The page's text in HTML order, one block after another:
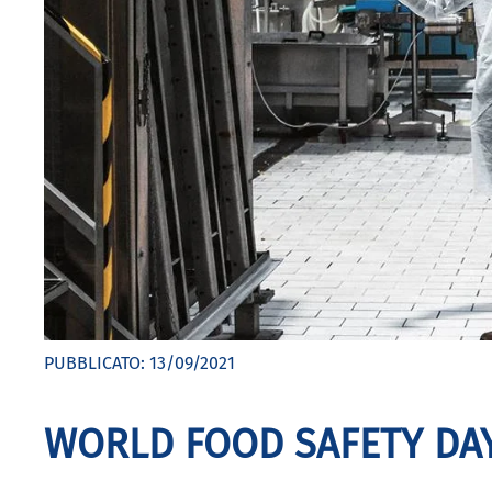
PUBBLICATO: 13/09/2021
WORLD FOOD SAFETY